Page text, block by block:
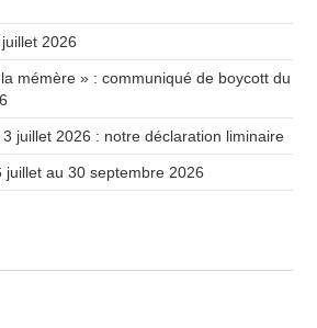
2026
mémère » : communiqué de boycott du
juillet 2026 : notre déclaration liminaire
juillet au 30 septembre 2026